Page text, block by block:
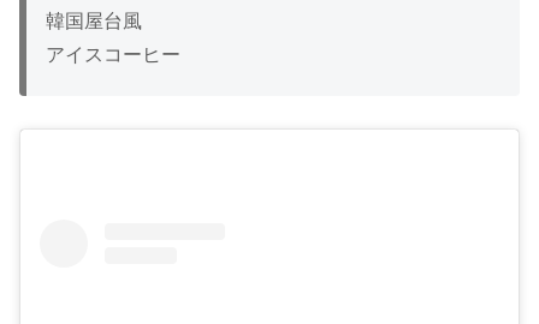
韓国屋台風
アイスコーヒー